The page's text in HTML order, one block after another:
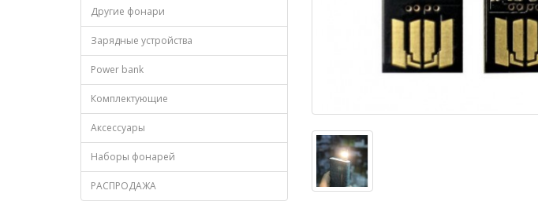
Другие фонари
Зарядные устройства
Power bank
Комплектующие
Аксессуары
Наборы фонарей
РАСПРОДАЖА